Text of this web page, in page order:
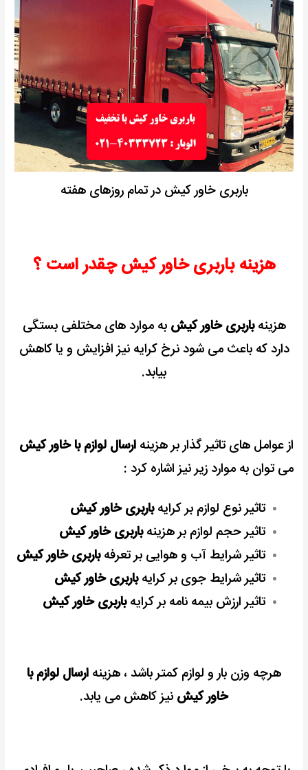
باربری خاور کیش در تمام روزهای هفته
هزینه باربری خاور کیش چقدر است ؟
هزینهباربری خاور کیش به موارد های مختلفی بستگی
دارد که باعث می شود نرخ کرایه نیز افزایش و یا کاهش
بیابد.
از عوامل های تاثیر گذار بر هزینهارسال لوازم با خاور کیش
می توان به موارد زیر نیز اشاره کرد :
تاثیر نوع لوازم بر کرایهباربری خاور کیش
تاثیر حجم لوازم بر هزینهباربری خاور کیش
تاثیر شرایط آب و هوایی بر تعرفهباربری خاور کیش
تاثیر شرایط جوی بر کرایهباربری خاور کیش
تاثیر ارزش بیمه نامه بر کرایهباربری خاور کیش
هرچه وزن بار و لوازم کمتر باشد ،‌ هزینه ارسال لوازم با
خاور کیش نیز کاهش می یابد.